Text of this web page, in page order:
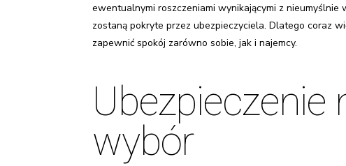
ewentualnymi roszczeniami wynikającymi z
zostaną pokryte przez ubezpieczyciela. Dlatego coraz
zapewnić spokój zarówno sobie, jak i najemcy.
wybór